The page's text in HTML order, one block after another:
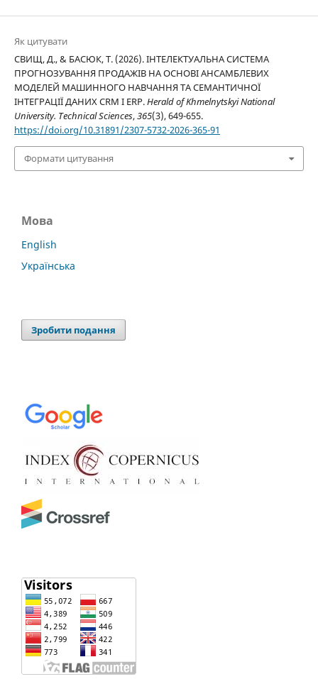
Як цитувати
СВИЩ, Д., & БАСЮК, Т. (2026). ІНТЕЛЕКТУАЛЬНА СИСТЕМА
ПРОГНОЗУВАННЯ ПРОДАЖІВ НА ОСНОВІ АНСАМБЛЕВИХ
МОДЕЛЕЙ МАШИННОГО НАВЧАННЯ ТА СЕМАНТИЧНОЇ
ІНТЕГРАЦІЇ ДАНИХ CRM І ERP.Herald of Khmelnytskyi National
University. Technical Sciences,365(3), 649-655.
https://doi.org/10.31891/2307-5732-2026-365-91
Формати цитування
Мова
English
Українська
Зробити подання